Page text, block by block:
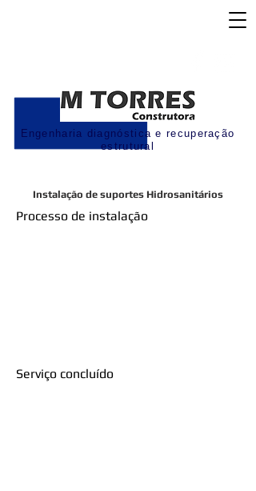
Engenharia diagnóstica e recuperação
estrutural
Instalação de suportes Hidrosanitários
Processo de instalação
Serviço concluído